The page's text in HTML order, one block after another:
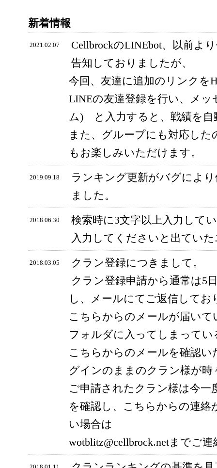
新着情報
2021.02.07
CellbrockのLINEbot、以前よ
告知しておりましたが、
今回、友達に追加のリンクを
LINEの友達登録を行い、メ
ム) と入力すると、戦績を自
また、グループにも対応し
もお楽しみいただけます。
2019.09.18
ランキング更新がバグによ
ました。
2018.06.30
検索時に3文字以上入力して
入力してくださいと出てい
2018.03.05
クラン登録につきまして。
クラン登録申請から通常は5
し、メールにてご返信してお
こちらからのメールが届い
フォルダに入ってしまってい
こちらからのメールを確認
グインのままのクラン様が時
ご申請されたクラン様は今一
を確認し、こちらからの連
い場合は
wotblitz@cellbrock.netまでご